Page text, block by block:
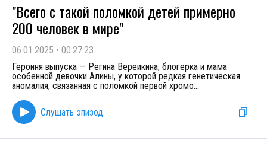
"Всего с такой поломкой детей примерно
200 человек в мире"
06.01.2025 • 00:27:23
Героиня выпуска — Регина Вереикина, блогерка и мама
особенной девочки Алины, у которой редкая генетическая
аномалия, связанная с поломкой первой хромо...
Слушать эпизод